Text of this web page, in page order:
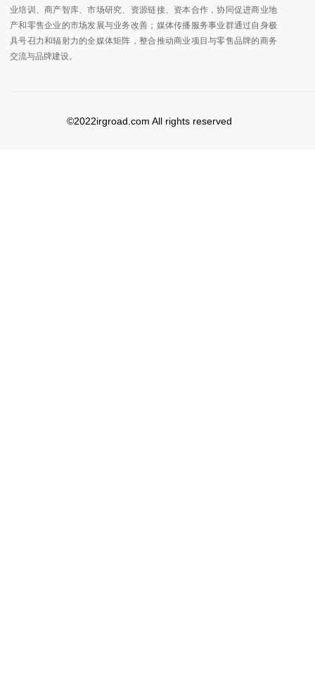
业培训、商产智库、市场研究、资源链接、资本合作，协同促进商业地
产和零售企业的市场发展与业务改善；媒体传播服务事业群通过自身极
具号召力和辐射力的全媒体矩阵，整合推动商业项目与零售品牌的商务
交流与品牌建设。
©2022irgroad.com All rights reserved